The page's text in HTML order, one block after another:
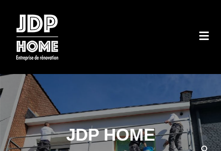
JDP Home
JDP HOME